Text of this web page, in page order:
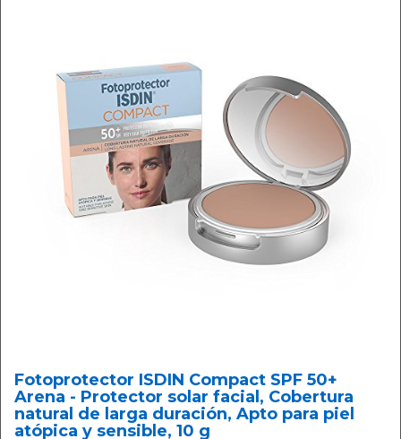
Fotoprotector ISDIN Compact SPF 50+
Arena - Protector solar facial, Cobertura
natural de larga duración, Apto para piel
atópica y sensible, 10 g